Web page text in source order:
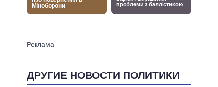
ДРУГИЕ НОВОСТИ ПОЛИТИКИ